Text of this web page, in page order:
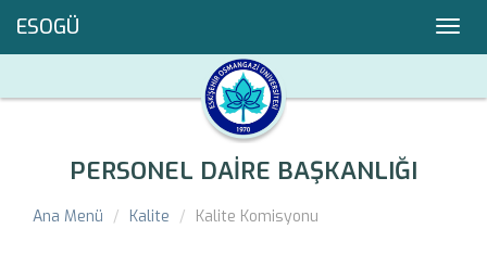
ESOGÜ
PERSONEL DAİRE BAŞKANLIĞI
Ana Menü Kalite Kalite Komisyonu